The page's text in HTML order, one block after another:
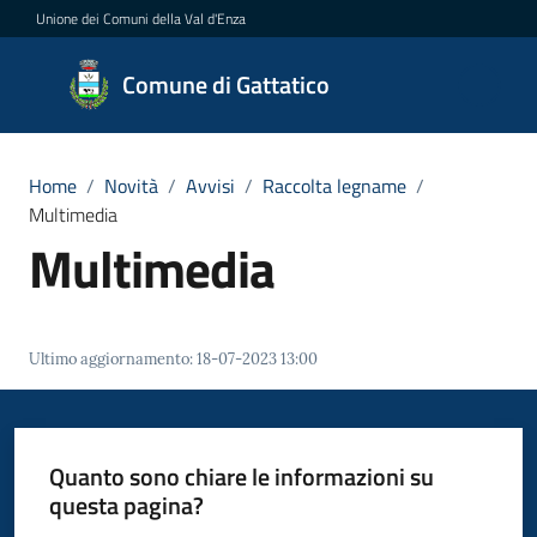
Vai al contenuto
Vai alla navigazione
Vai al footer
Unione dei Comuni della Val d'Enza
Comune di Gattatico
Comune
di
Amministrazione
Menu selezionato
Servizi
Comune
Home / Novità / Avvisi / Raccolta legname /
Multimedia
Multimedia
Ultimo aggiornamento:18-07-2023 13:00
Quanto sono chiare le informazioni su
questa pagina?